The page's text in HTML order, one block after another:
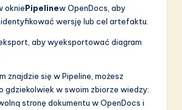
okniePipelinew OpenDocs, aby
wersję lub cel artefaktu.
aby wyeksportować diagram
znajdzie się w Pipeline, możesz
gdziekolwiek w swoim zbiorze wiedzy:
stronę dokumentu w OpenDocs i